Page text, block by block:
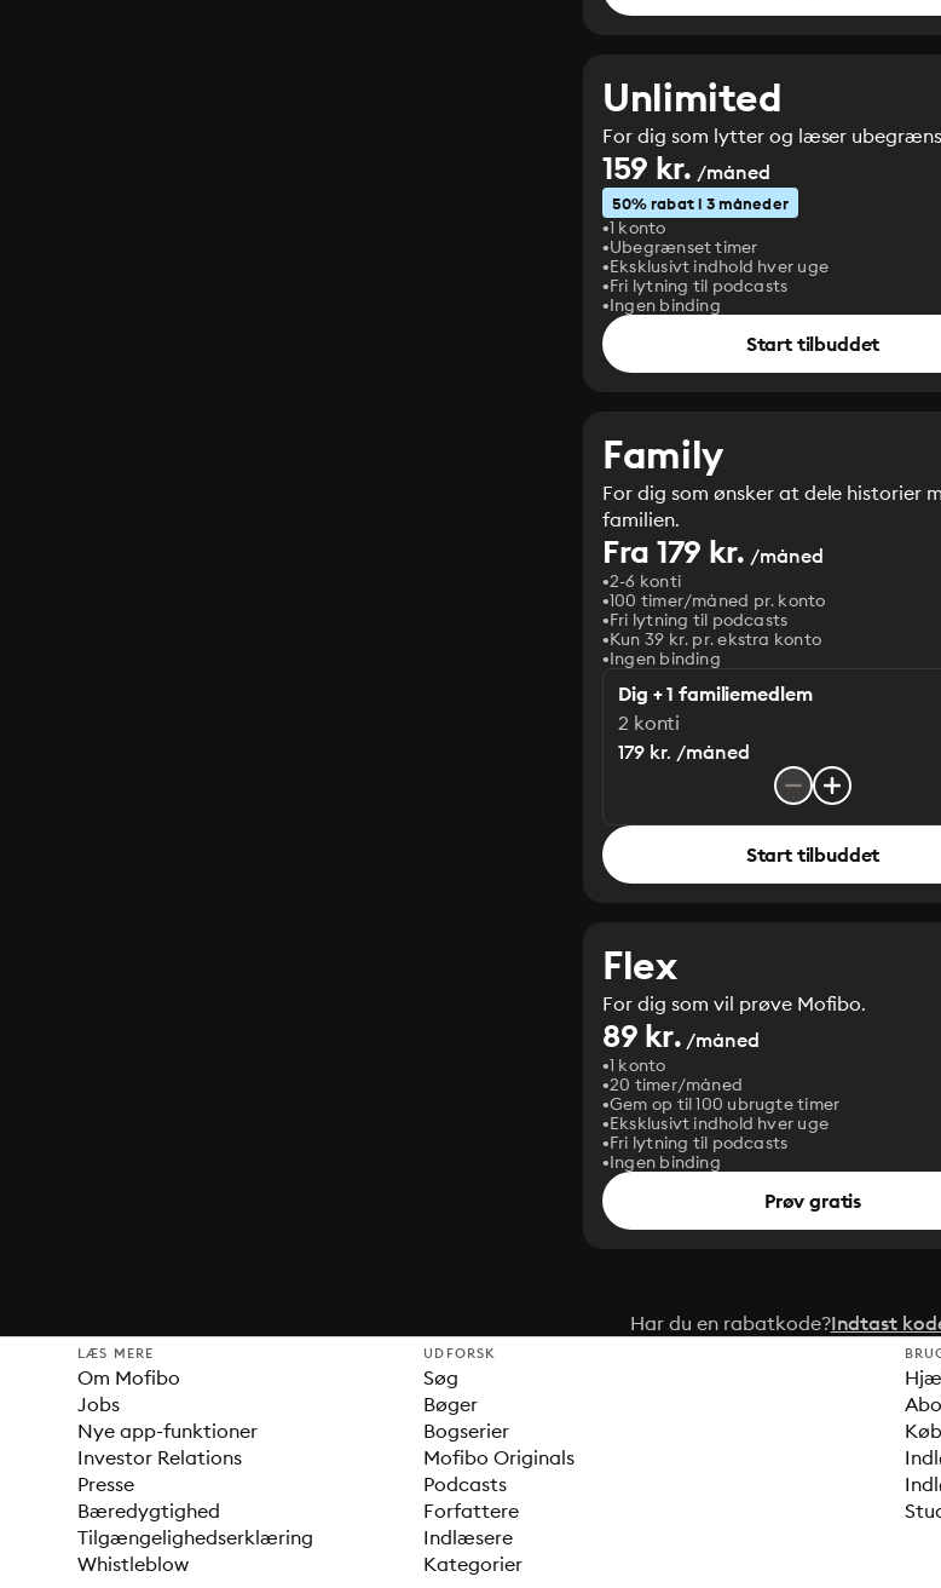
Unlimited
For dig som lytter og læser
159 kr. /måned
50% rabat i 3 måneder
1 konto
Ubegrænset timer
Eksklusivt indhold hver uge
Fri lytning til podcasts
Ingen binding
Start tilbuddet
Family
For dig som ønsker at dele historier
familien.
Fra 179 kr. /måned
2-6 konti
100 timer/måned pr. konto
Fri lytning til podcasts
Kun 39 kr. pr. ekstra konto
Ingen binding
Dig + 1 familiemedlem
2 konti
179 kr. /måned
Start tilbuddet
Flex
For dig som vil prøve Mofibo.
89 kr. /måned
1 konto
20 timer/måned
Gem op til 100 ubrugte timer
Eksklusivt indhold hver uge
Fri lytning til podcasts
Ingen binding
Prøv gratis
Har du en rabatkode?Indtast
LÆS MERE
Om Mofibo
Jobs
Nye app-funktioner
Investor Relations
Presse
Bæredygtighed
Tilgængelighedserklæring
Whistleblow
UDFORSK
Søg
Bøger
Bogserier
Mofibo Originals
Podcasts
Forfattere
Indlæsere
Kategorier